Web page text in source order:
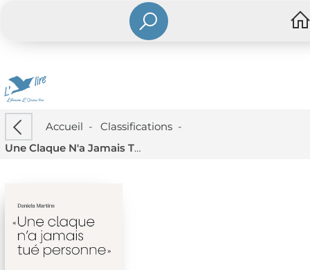
Accueil - Classifications-
Une Claque N'a Jamais Tue Personne